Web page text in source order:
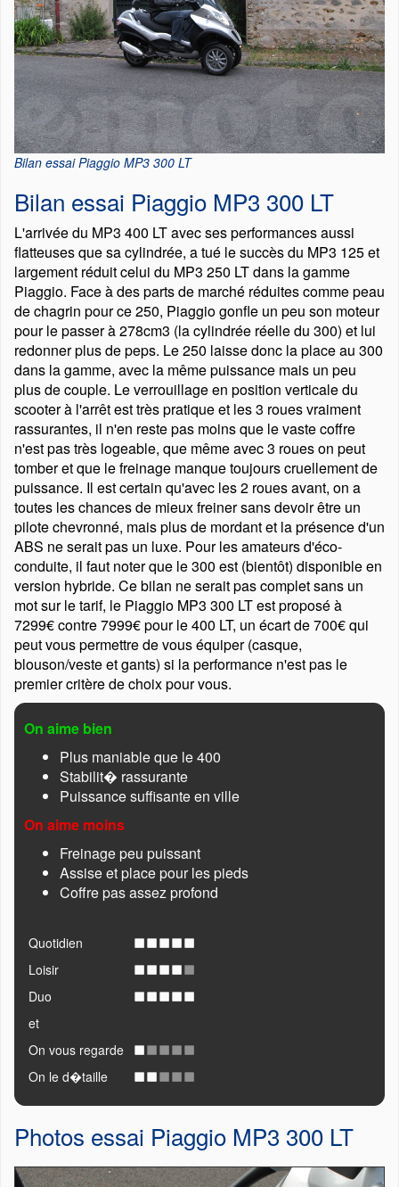
Bilan essai Piaggio MP3 300 LT
Bilan essai Piaggio MP3 300 LT
L'arrivée du MP3 400 LT avec ses performances aussi
flatteuses que sa cylindrée, a tué le succès du MP3 125 et
largement réduit celui du MP3 250 LT dans la gamme
Piaggio. Face à des parts de marché réduites comme peau
de chagrin pour ce 250, Piaggio gonfle un peu son moteur
pour le passer à 278cm3 (la cylindrée réelle du 300) et lui
redonner plus de peps. Le 250 laisse donc la place au 300
dans la gamme, avec la même puissance mais un peu
plus de couple. Le verrouillage en position verticale du
scooter à l'arrêt est très pratique et les 3 roues vraiment
rassurantes, il n'en reste pas moins que le vaste coffre
n'est pas très logeable, que même avec 3 roues on peut
tomber et que le freinage manque toujours cruellement de
puissance. Il est certain qu'avec les 2 roues avant, on a
toutes les chances de mieux freiner sans devoir être un
pilote chevronné, mais plus de mordant et la présence d'un
ABS ne serait pas un luxe. Pour les amateurs d'éco-
conduite, il faut noter que le 300 est (bientôt) disponible en
version hybride. Ce bilan ne serait pas complet sans un
mot sur le tarif, le Piaggio MP3 300 LT est proposé à
7299€ contre 7999€ pour le 400 LT, un écart de 700€ qui
peut vous permettre de vous équiper (casque,
blouson/veste et gants) si la performance n'est pas le
premier critère de choix pour vous.
On aime bien
Plus maniable que le 400
Stabilit� rassurante
Puissance suffisante en ville
On aime moins
Freinage peu puissant
Assise et place pour les pieds
Coffre pas assez profond
Quotidien
Loisir
Duo
et
On vous regarde
On le d�taille
Photos essai Piaggio MP3 300 LT